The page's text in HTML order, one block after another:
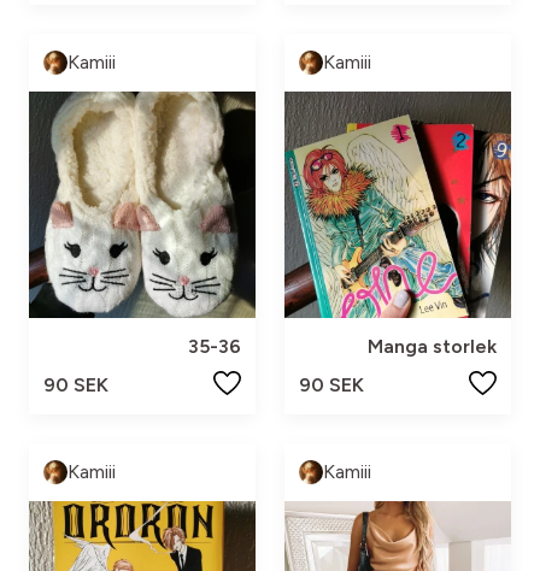
Kamiii
35-36
90 SEK
Kamiii
Manga storlek
90 SEK
Kamiii Kamiii